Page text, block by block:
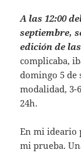
A las 12:00
septiembre,
edición de
complicaba,
domingo 5 de
modalidad, 3-
24h.
En mi ideario
mi prueba.